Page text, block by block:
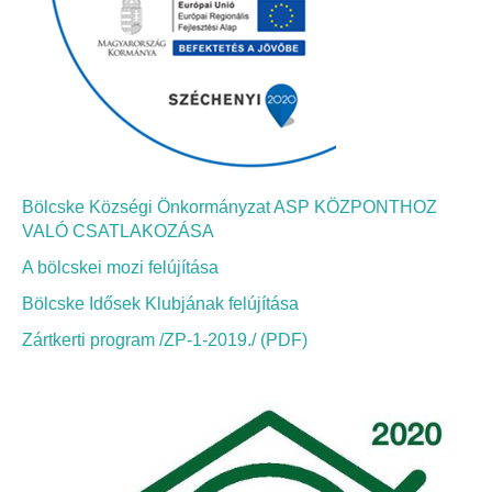
Bölcskei Néptánc Egyesület
Bölcskei Polgárőrség
Bölcskei Klímakör
HIVATAL
Szervezeti felépítés
Dokumentumok
Bölcske Községi Önkormányzat ASP KÖZPONTHOZ
VALÓ CSATLAKOZÁSA
A bölcskei mozi felújítása
Bölcske Idősek Klubjának felújítása
Zártkerti program /ZP-1-2019./ (PDF)